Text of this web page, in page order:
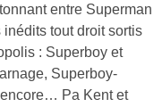
entre Superman
tout droit sortis
: Superboy et
Superboy-
Pa Kent et